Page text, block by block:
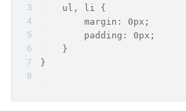
    ul, li {
        margin: 0px;
        padding: 0px;
    }
}